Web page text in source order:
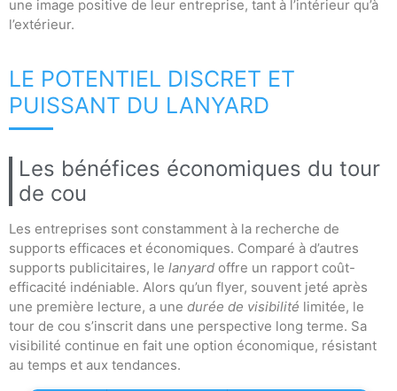
une image positive de leur entreprise, tant à l’intérieur qu’à
l’extérieur.
LE POTENTIEL DISCRET ET
PUISSANT DU LANYARD
Les bénéfices économiques du tour
de cou
Les entreprises sont constamment à la recherche de
supports efficaces et économiques. Comparé à d’autres
supports publicitaires, le lanyard offre un rapport coût-
efficacité indéniable. Alors qu’un flyer, souvent jeté après
une première lecture, a une durée de visibilité limitée, le
tour de cou s’inscrit dans une perspective long terme. Sa
visibilité continue en fait une option économique, résistant
au temps et aux tendances.